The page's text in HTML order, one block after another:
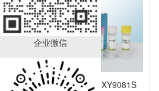
企业微信
抗荧光淬灭剂 XY9081S